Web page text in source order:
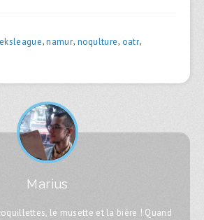
,namur, noqulture, oatr,
Marius
le musette et la bière ! Quand